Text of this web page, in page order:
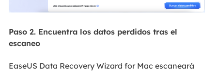
Paso 2. Encuentra los datos perdidos tras el
escaneo
EaseUS Data Recovery Wizard for Mac escaneará